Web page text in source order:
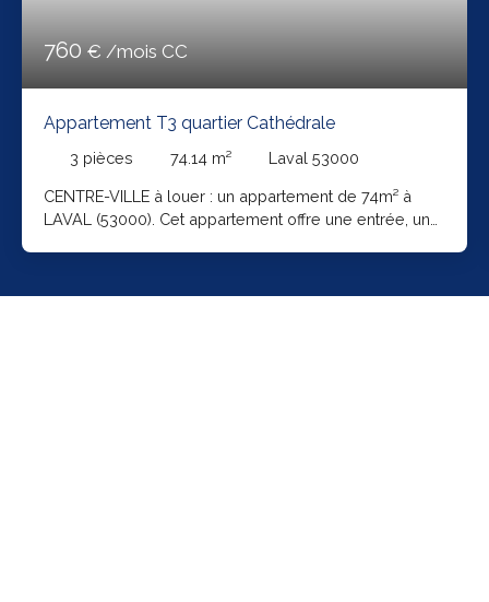
760 € /mois CC
Appartement T3 quartier Cathédrale
3 pièces 74.14 m² Laval 53000
CENTRE-VILLE à louer : un appartement de 74m² à
LAVAL (53000). Cet appartement offre une entrée, une